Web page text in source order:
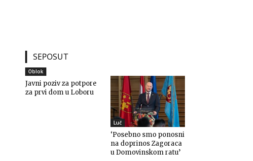
SEPOSUT
Oblok
Javni poziv za potpore
za prvi dom u Loboru
Luč
‘Posebno smo ponosni
na doprinos Zagoraca
u Domovinskom ratu’